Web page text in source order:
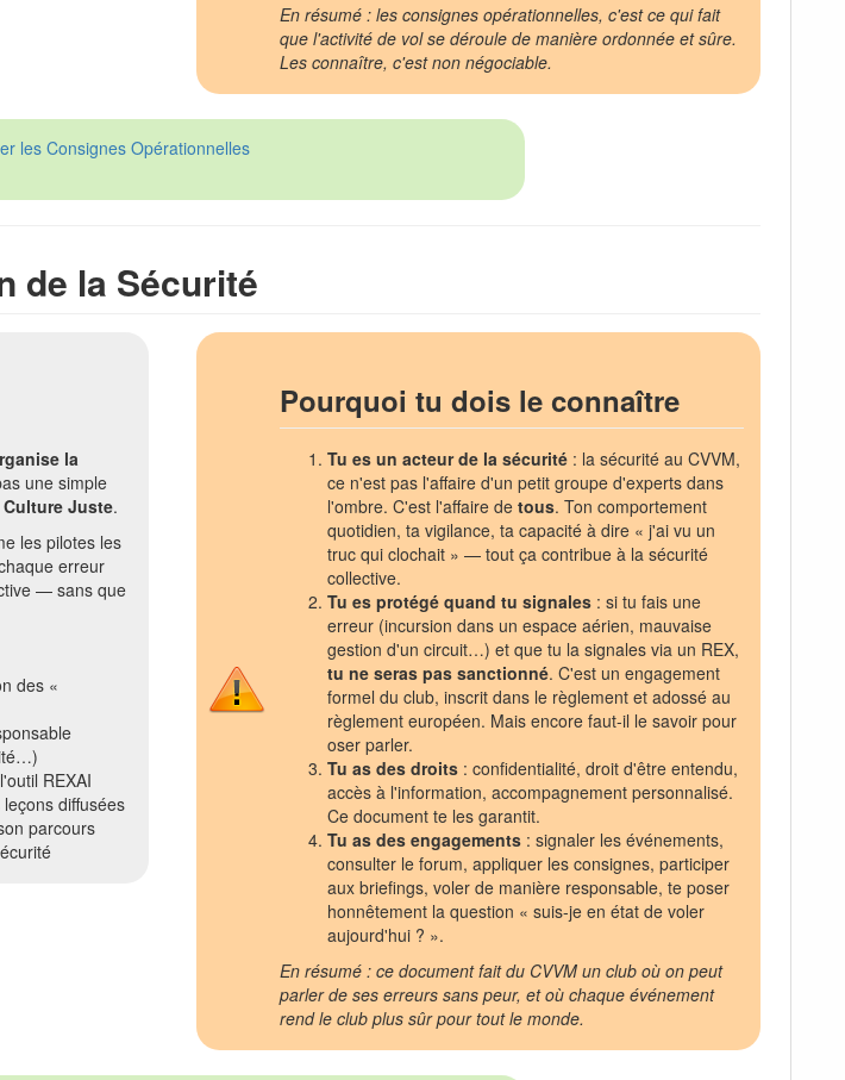
En résumé : les consignes opérationnelles, c'est ce qui fait
que l'activité de vol se déroule de manière ordonnée et sûre.
Les connaître, c'est non négociable.
les Consignes Opérationnelles
de la Sécurité
la
une simple
Culture Juste.
les pilotes les
erreur
— sans que
des «
REXAI
diffusées
parcours
Pourquoi tu dois le connaître
Tu es un acteur de la sécurité: la sécurité au CVVM,
ce n'est pas l'affaire d'un petit groupe d'experts dans
l'ombre. C'est l'affaire de tous. Ton comportement
quotidien, ta vigilance, ta capacité à dire « j'ai vu un
truc qui clochait » — tout ça contribue à la sécurité
collective.
Tu es protégé quand tu signales: si tu fais une
erreur (incursion dans un espace aérien, mauvaise
gestion d'un circuit…) et que tu la signales via un REX,
tu ne seras pas sanctionné. C'est un engagement
formel du club, inscrit dans le règlement et adossé au
règlement européen. Mais encore faut-il le savoir pour
oser parler.
Tu as des droits: confidentialité, droit d'être entendu,
accès à l'information, accompagnement personnalisé.
Ce document te les garantit.
Tu as des engagements: signaler les événements,
consulter le forum, appliquer les consignes, participer
aux briefings, voler de manière responsable, te poser
honnêtement la question « suis-je en état de voler
aujourd'hui ? ».
En résumé : ce document fait du CVVM un club où on peut
parler de ses erreurs sans peur, et où chaque événement
rend le club plus sûr pour tout le monde.